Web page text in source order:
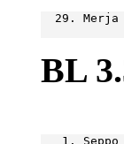
29. Merja
BL
1.